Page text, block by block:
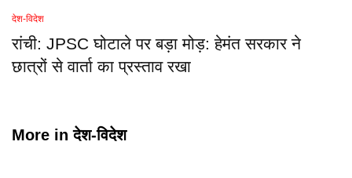
देश-विदेश
रांची: JPSC घोटाले पर बड़ा मोड़: हेमंत सरकार ने
छात्रों से वार्ता का प्रस्ताव रखा
More inदेश-विदेश